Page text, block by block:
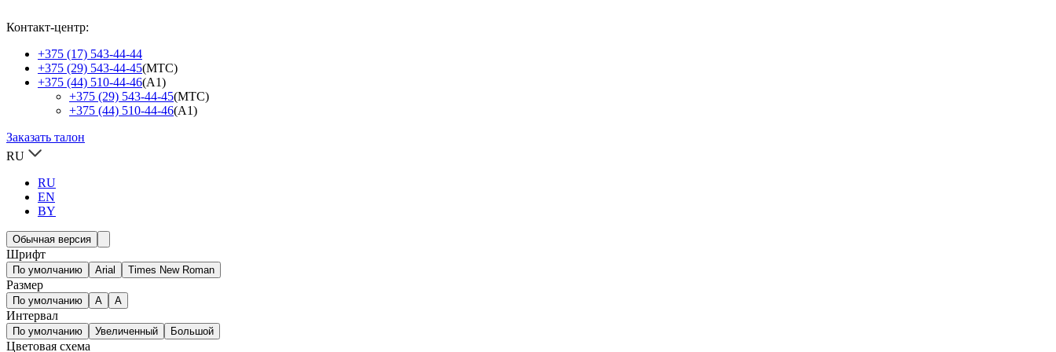
Контакт-центр:
+375 (17) 543-44-44
+375 (29) 543-44-45(МТС)
+375 (44) 510-44-46(А1)
+375 (29) 543-44-45(МТС)
+375 (44) 510-44-46(А1)
Заказать талон
RU
RU
EN
BY
Обычная версия
Шрифт
По умолчанию Arial Times New Roman
Размер
По умолчанию A A
Интервал
По умолчанию Увеличенный Большой
Цветовая схема